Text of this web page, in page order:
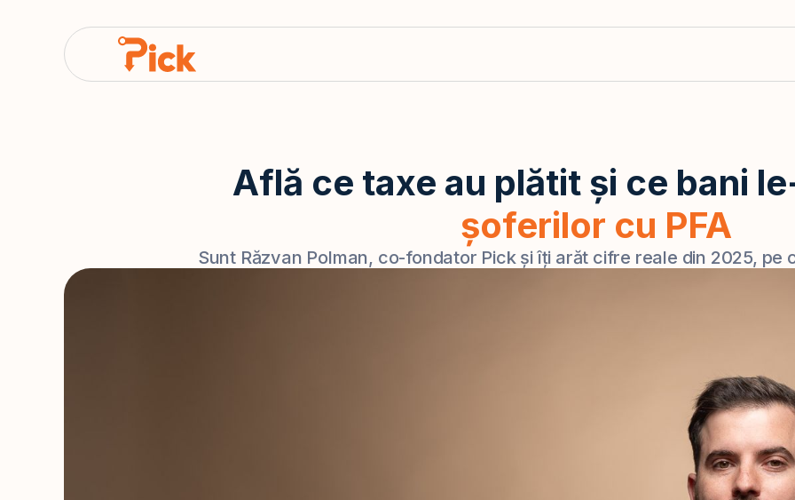
Află ce taxe au plătit și ce bani
șoferilor cu PFA
Sunt Răzvan Polman, co-fondator Pick și îți arăt cifre reale din 2025,